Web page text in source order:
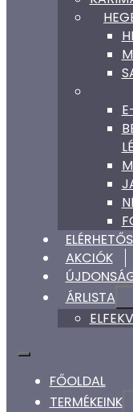
AKCIÓK
ÁRLISTA
FŐOLDAL
TERMÉKEINK